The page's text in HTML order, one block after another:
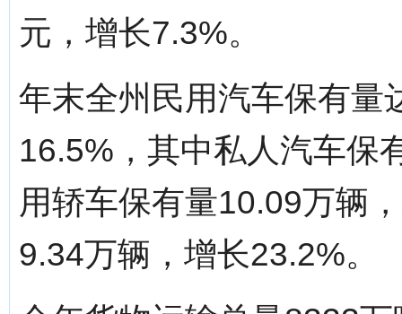
元，增长7.3%。
年末全州民用汽车保有量
16.5%，其中私人汽车保
用轿车保有量10.09万辆
9.34万辆，增长23.2%。